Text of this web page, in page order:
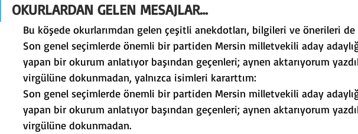
OKURLARDAN GELEN MESAJLAR…
Bu köşede okurlarımdan gelen çeşitli anekdotları, bilgileri ve önerileri de
Son genel seçimlerde önemli bir partiden Mersin milletvekili aday
yapan bir okurum anlatıyor başından geçenleri; aynen aktarıyorum
virgülüne dokunmadan, yalnızca isimleri kararttım:
Son genel seçimlerde önemli bir partiden Mersin milletvekili aday
yapan bir okurum anlatıyor başından geçenleri; aynen aktarıyorum
virgülüne dokunmadan.